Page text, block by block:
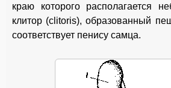
краю которого располагается
клитор (clitoris), образованный
соответствует пенису самца.